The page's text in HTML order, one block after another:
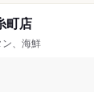
町店
ン、海鮮